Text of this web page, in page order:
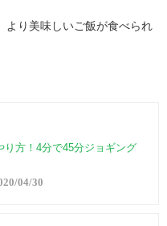
より美味しいご飯が食べられ
り方！4分で45分ジョギング
04/30